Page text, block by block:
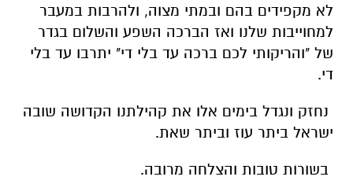
לא מקפידים בהם ובמתי מצוה, ולהרבות במעבר
למחוייבות שלנו ואז הברכה השפע והשלום בגדר
של "והריקותי לכם ברכה עד בלי די" יתרבו עד בלי
די.
נחזק ונגדל בימים אלו את קהילתנו הקדושה שובה
ישראל ביתר עוז וביתר שאת.
בשורות טובות והצלחה מרובה.